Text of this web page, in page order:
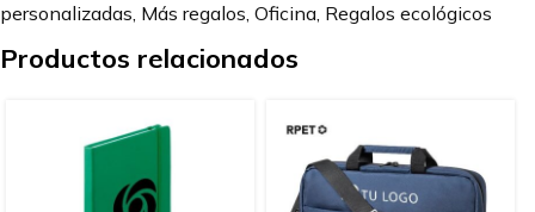
personalizadas, Más regalos, Oficina, Regalos ecológicos
Productos relacionados